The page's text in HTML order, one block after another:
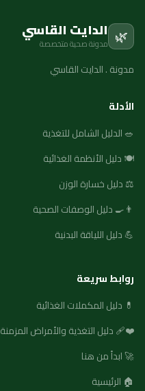
🌿 الدايت القاسي
مدونة صحية متخصصة
مدونة . الدايت القاسي
الأدلة
🥗 الدليل الشامل للتغذية
🍽️ دليل الأنظمة الغذائية
⚖️ دليل خسارة الوزن
👨‍🍳 دليل الوصفات الصحية
💪 دليل اللياقة البدنية
روابط سريعة
💊 دليل المكملات الغذائية
❤️‍🩹 دليل التغذية والأمراض المزمنة
🚀 ابدأ من هنا
🏠 الرئيسية